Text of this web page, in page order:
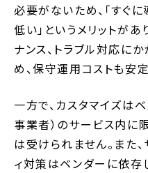
必要がないため、「すぐに
低い」というメリットがあ
ナンス、トラブル対応に
め、保守運用コストも安
一方で、カスタマイズは
事業者）のサービス内に
は受けられません。また
ィ対策はベンダーに依存